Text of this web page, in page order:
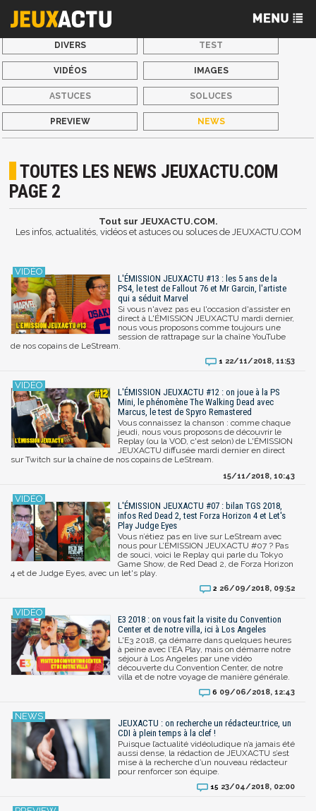
DIVERS TEST
VIDÉOS IMAGES
ASTUCES SOLUCES
PREVIEW NEWS
TOUTES LES NEWS JEUXACTU.COM
PAGE 2
Tout sur JEUXACTU.COM.
Les infos, actualités, vidéos et astuces ou soluces de JEUXACTU.COM
L'ÉMISSION JEUXACTU #13 : les 5 ans de la
PS4, le test de Fallout 76 et Mr Garcin, l'artiste
qui a séduit Marvel
Si vous n'avez pas eu l'occasion d'assister en
direct à L'ÉMISSION JEUXACTU mardi dernier,
nous vous proposons comme toujours une
session de rattrapage sur la chaîne YouTube
de nos copains de LeStream.
1 22/11/2018, 11:53
L'ÉMISSION JEUXACTU #12 : on joue à la PS
Mini, le phénomène The Walking Dead avec
Marcus, le test de Spyro Remastered
Vous connaissez la chanson : comme chaque
jeudi, nous vous proposons de découvrir le
Replay (ou la VOD, c'est selon) de L'ÉMISSION
JEUXACTU diffusée mardi dernier en direct
sur Twitch sur la chaîne de nos copains de LeStream.
15/11/2018, 10:43
L'ÉMISSION JEUXACTU #07 : bilan TGS 2018,
infos Red Dead 2, test Forza Horizon 4 et Let's
Play Judge Eyes
Vous n’étiez pas en live sur LeStream avec
nous pour L’ÉMISSION JEUXACTU #07 ? Pas
de souci, voici le Replay qui parle du Tokyo
Game Show, de Red Dead 2, de Forza Horizon
4 et de Judge Eyes, avec un let's play.
2 26/09/2018, 09:52
E3 2018 : on vous fait la visite du Convention
Center et de notre villa, ici à Los Angeles
L'E3 2018, ça démarre dans quelques heures
à peine avec l'EA Play, mais on démarre notre
séjour à Los Angeles par une vidéo
découverte du Convention Center, de notre
villa et de notre voyage de manière générale.
6 09/06/2018, 12:43
JEUXACTU : on recherche un rédacteur.trice, un
CDI à plein temps à la clef !
Puisque l’actualité vidéoludique n’a jamais été
aussi dense, la rédaction de JEUXACTU s’est
mise à la recherche d’un nouveau rédacteur
pour renforcer son équipe.
15 23/04/2018, 02:00